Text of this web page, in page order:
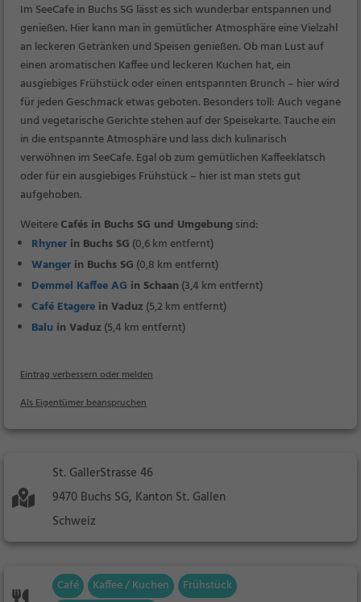
Im SeeCafe in Buchs SG lässt es sich wunderbar entspannen und
genießen. Hier kann man in gemütlicher Atmosphäre eine Vielzahl
an leckeren Getränken und Speisen genießen. Ob man Lust auf
einen aromatischen Kaffee und leckeren Kuchen hat, ein
ausgiebiges Frühstück oder einen entspannten Brunch – hier wird
für jeden Geschmack etwas geboten. Besonders toll: Auch vegane
und vegetarische Gerichte stehen auf der Speisekarte. Tauche ein
in die entspannte Atmosphäre und lass dich kulinarisch
verwöhnen im SeeCafe. Egal ob zum gemütlichen Kaffeeklatsch
oder für ein ausgiebiges Frühstück – hier ist man stets gut
aufgehoben.
WeitereCafés in Buchs SG und Umgebungsind:
Rhyner in Buchs SG (0,6 km entfernt)
Wanger in Buchs SG (0,8 km entfernt)
Demmel Kaffee AG in Schaan (3,4 km entfernt)
Café Etagere in Vaduz (5,2 km entfernt)
Balu in Vaduz (5,4 km entfernt)
Eintrag verbessern oder melden
Als Eigentümer beanspruchen
St. GallerStrasse 46
9470 Buchs SG, Kanton St. Gallen
Schweiz
Café Kaffee / Kuchen
Frühstück